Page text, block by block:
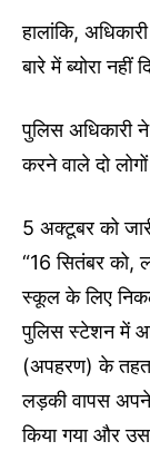
हालांकि,
बारे में ब्योरा नहीं
पुलिस अधिकारी
करने वाले दो
5 अक्टूबर को
“16 सितंबर को,
स्कूल के लिए
पुलिस स्टेशन में
(अपहरण) के तहत
लड़की वापस
किया गया और